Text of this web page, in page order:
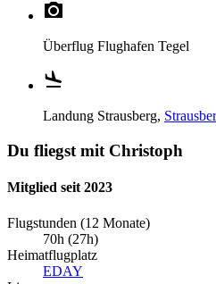
Überflug Flughafen Tegel
Landung Strausberg,
Du fliegst mit Christoph
Mitglied seit 2023
Flugstunden (12 Monate)
70h (27h)
Heimatflugplatz
EDAY